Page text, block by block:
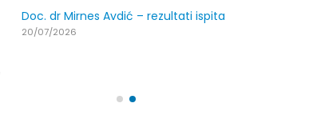
Doc. dr Mirnes Avdić – rezultati ispita
20/07/2026